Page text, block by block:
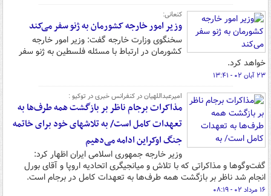
کنعانی:
وزیر امور خارجه کشورمان به‌ ژنو سفر می‌کند
سخنگوی وزارت خارجه گفت: وزیر امور خارجه
کشورمان در ارتباط با مسئله فلسطین به ژنو سفر
خواهد کرد.
۲۳ آبان ۰۲ - ۱۳:۴۱
امیرعبداللهیان در کنفرانس خبری در توکیو :
مذاکرات برجام ناظر بر بازگشت همه طرف‌ها به
تعهدات کامل است/ به تلاشهای خود برای خاتمه
جنگ اوکراین ادامه می‌دهیم
وزیر خارجه جمهوری اسلامی ایران اظهار کرد:
گفت‌وگوها و مذاکراتی که با تلاش و میانجیگری اتحادیه اروپا و آقای بورل
انجام شد ناظر بر بازگشت همه طرف‌ها به تعهدات کامل در برجام است.
۱۶ مرداد ۰۲ - ۰۸:۱۹